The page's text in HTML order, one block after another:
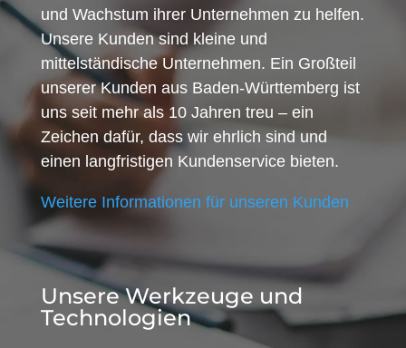
und Wachstum ihrer Unternehmen zu helfen.
Unsere Kunden sind kleine und
mittelständische Unternehmen. Ein Großteil
unserer Kunden aus Baden-Württemberg ist
uns seit mehr als 10 Jahren treu – ein
Zeichen dafür, dass wir ehrlich sind und
einen langfristigen Kundenservice bieten.
Weitere Informationen für unseren Kunden
Unsere Werkzeuge und
Technologien